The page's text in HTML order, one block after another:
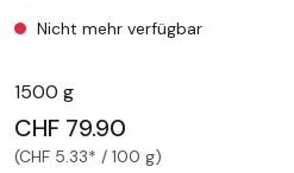
Pecorino di Roccastrada al
Nicht mehr verfügbar
1500 g
CHF 79.90
(CHF 5.33* / 100 g)